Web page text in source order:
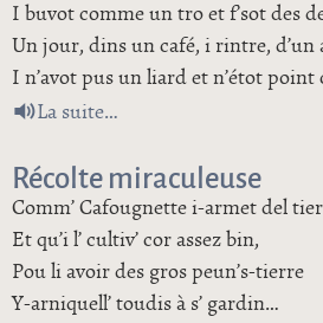
I buvot comme un tro et f’sot des
Un jour, dins un café, i rintre,
I n’avot pus un liard et n’étot point
La suitede Pauv’ Cafougnette !
Récolte miraculeuse
Comm’ Cafougnette i-armet del
Et qu’i l’ cultiv’ cor assez bin,
Pou li avoir des gros peun’s-tierre
Y-arniquell’ toudis à s’ gardin…